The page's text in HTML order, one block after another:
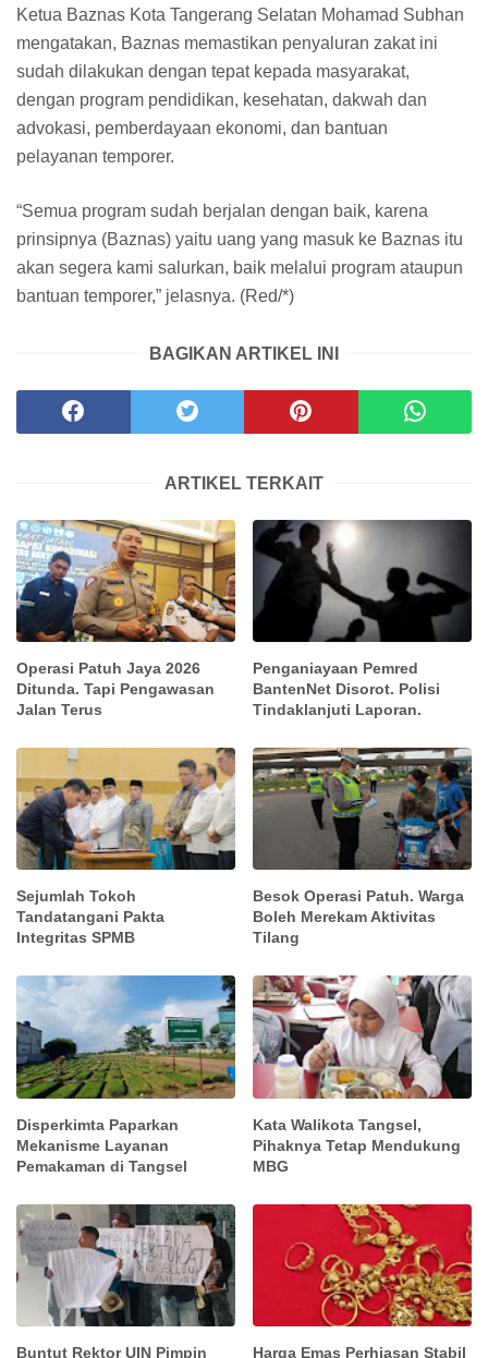
Ketua Baznas Kota Tangerang Selatan Mohamad Subhan
mengatakan, Baznas memastikan penyaluran zakat ini
sudah dilakukan dengan tepat kepada masyarakat,
dengan program pendidikan, kesehatan, dakwah dan
advokasi, pemberdayaan ekonomi, dan bantuan
pelayanan temporer.
“Semua program sudah berjalan dengan baik, karena
prinsipnya (Baznas) yaitu uang yang masuk ke Baznas itu
akan segera kami salurkan, baik melalui program ataupun
bantuan temporer,” jelasnya. (Red/*)
BAGIKAN ARTIKEL INI
ARTIKEL TERKAIT
Operasi Patuh Jaya 2026
Ditunda. Tapi Pengawasan
Jalan Terus
Penganiayaan Pemred
BantenNet Disorot. Polisi
Tindaklanjuti Laporan.
Sejumlah Tokoh
Tandatangani Pakta
Integritas SPMB
Besok Operasi Patuh. Warga
Boleh Merekam Aktivitas
Tilang
Disperkimta Paparkan
Mekanisme Layanan
Pemakaman di Tangsel
Kata Walikota Tangsel,
Pihaknya Tetap Mendukung
MBG
Buntut Rektor UIN Pimpin Harga Emas Perhiasan Stabil